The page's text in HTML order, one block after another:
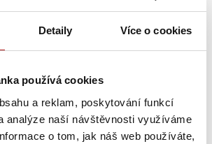
Detaily Více o cookies
používá cookies
a reklam, poskytování funkcí
analýze naší návštěvnosti využíváme
o tom, jak náš web používáte,